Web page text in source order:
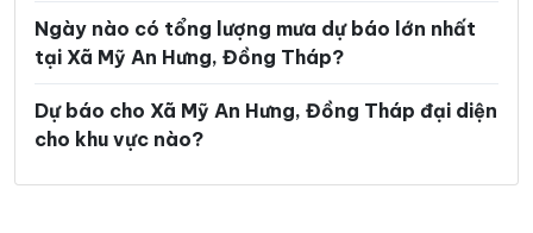
Xã Mỹ Thiện Xã Mỹ Thọ
Xã Mỹ Tịnh An Xã Ngũ Hiệp
Xã Phong Hòa Xã Phong Mỹ
Ngày nào có tổng lượng mưa dự báo lớn nhất
tại Xã Mỹ An Hưng, Đồng Tháp?
Dự báo cho Xã Mỹ An Hưng, Đồng Tháp đại diện
cho khu vực nào?